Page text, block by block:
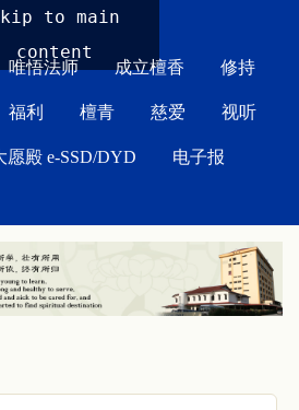
to main
content
唯悟法师 成立檀香 修持
福利 檀青 慈爱 视听
愿殿 e-SSD/DYD 电子报